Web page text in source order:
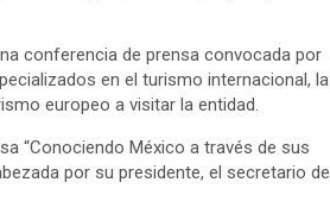
conferencia de prensa convocada por
en el turismo internacional, la
europeo a visitar la entidad.
“Conociendo México a través de sus
por su presidente, el secretario de